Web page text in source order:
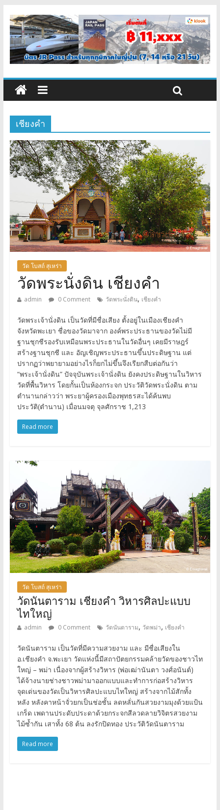
เชียงคำ
วัด โบสถ์ สุเหร่า
วัดพระนั่งดิน เชียงคำ
admin 0 Comment วัดพระนั่งดิน, เชียงคำ
วัดพระเจ้านั่งดิน เป็นวัดที่มีชื่อเสียง ตั้งอยู่ในเมืองเชียงคำ
จังหวัดพะเยา ชื่อของวัดมาจาก องค์พระประธานของวัดไม่มี
ฐานชุกชีรองรับเหมือนพระประธานในวัดอื่นๆ เคยมีราษฎร์
สร้างฐานชุกชี และ อัญเชิญพระประธานขึ้นประดิษฐาน แต่
ปรากฏว่าพยายามอย่างไรก็ยกไม่ขึ้นจึงเรียกสืบต่อกันว่า
“พระเจ้านั่งดิน” ปัจจุบันพระเจ้านั่งดิน ยังคงประดิษฐานในวิหาร
วัดที่พื้นวิหาร โดยกั้นเป็นห้องกระจก ประวัติวัดพระนั่งดิน ตาม
ตำนานกล่าวว่า พระยาผู้ครองเมืองพุทธรสะได้ค้นพบ
ประวัติ(ตำนาน) เมื่อนมจตุ จุลศักราช 1,213
Read more
วัด โบสถ์ สุเหร่า
วัดนันตาราม เชียงคำ วิหารศิลปะแบบ
ไทใหญ่
admin 0 Comment วัดนันตาราม, วัดพม่า, เชียงคำ
วัดนันตาราม เป็นวัดที่มีความสวยงาม และ มีชื่อเสียงใน
อ.เชียงคำ จ.พะเยา วัดแห่งนี้มีสถาปัตยกรรมคล้ายวัดของชาวไท
ใหญ่ – พม่า เนื่องจากผู้สร้างวิหาร (พ่อเฒ่านันตา วงศ์อนันต์)
ได้จ้างนายช่างชาวพม่ามาออกแบบและทำการก่อสร้างวิหาร
จุดเด่นของวัดเป็นวิหารศิลปะแบบไทใหญ่ สร้างจากไม้สักทั้ง
หลัง หลังคาหน้าจั่วยกเป็นช่อชั้น ลดหลั่นกันสวยงามมุงด้วยแป้น
เกร็ด เพดานประดับประดาด้วยกระจกสีลวดลายวิจิตรสวยงาม
ไม้ซ้ำกัน เสาทั้ง 68 ต้น ลงรักปิดทอง ประวัติวัดนันตาราม
Read more